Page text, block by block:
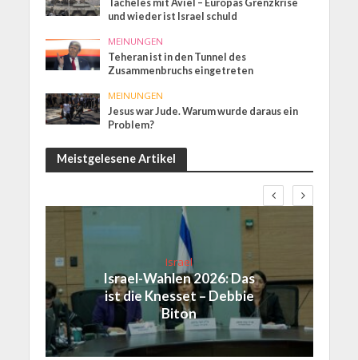
Tacheles mit Aviel – Europas Grenzkrise
und wieder ist Israel schuld
MEINUNGEN
Teheran ist in den Tunnel des
Zusammenbruchs eingetreten
MEINUNGEN
Jesus war Jude. Warum wurde daraus ein
Problem?
Meistgelesene Artikel
Israel
Israel-Wahlen 2026: Das
ist die Knesset – Debbie
Biton